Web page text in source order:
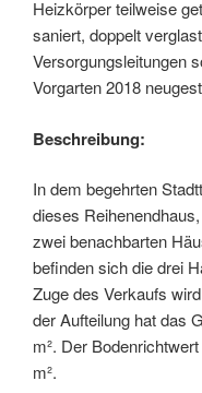
Heizkörper teilweise
saniert, doppelt
Versorgungsleitungen
Vorgarten 2018
Beschreibung:
In dem begehrten
dieses
zwei benachbarten
befinden sich die drei
Zuge des Verkaufs
der Aufteilung hat das
m². Der
m².